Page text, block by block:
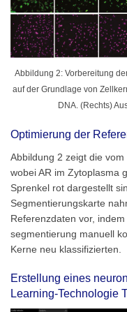
Abbildung 2: Vorbereitung
auf der Grundlage von
DNA. (Rechts)
Optimierung der
Abbildung 2 zeigt die
wobei AR im Zytoplasma
Sprenkel rot dargestellt
Segmentierungskarte
Referenzdaten vor,
segmentierung manuell
Kerne neu klassifizierten.
Erstellung eines
Learning-Technologie